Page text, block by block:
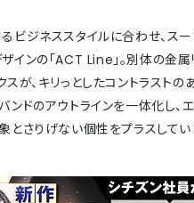
ビジネススタイルに合わせ、ス
インの「ACT Line」。別体の金
スが、キリっとしたコントラストの
ンドのアウトラインを一体化し
とさりげない個性をプラスしてい